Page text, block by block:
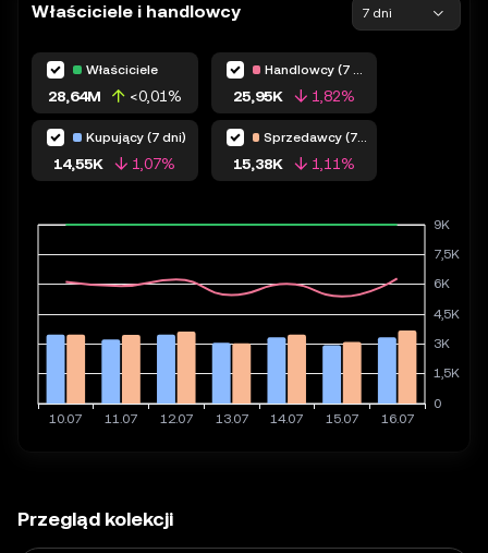
Właściciele i handlowcy 7 dni
Właściciele
28,64M <0,01%
Handlowcy (7 dni)
25,95K 1,82%
Kupujący (7 dni)
14,55K 1,07%
Sprzedawcy (7 dni)
15,38K 1,11%
Przegląd kolekcji